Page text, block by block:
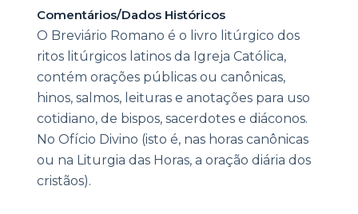
Comentários/Dados Históricos
O Breviário Romano é o livro litúrgico dos
ritos litúrgicos latinos da Igreja Católica,
contém orações públicas ou canônicas,
hinos, salmos, leituras e anotações para uso
cotidiano, de bispos, sacerdotes e diáconos.
No Ofício Divino (isto é, nas horas canônicas
ou na Liturgia das Horas, a oração diária dos
cristãos).